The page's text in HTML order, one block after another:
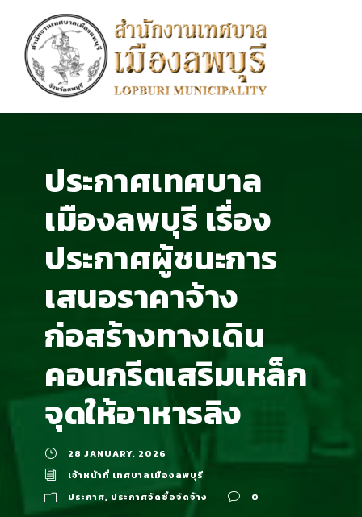
ประกาศเทศบาล
เมืองลพบุรี เรื่อง
ประกาศผู้ชนะการ
เสนอราคาจ้าง
ก่อสร้างทางเดิน
คอนกรีตเสริมเหล็ก
จุดให้อาหารลิง
28 JANUARY, 2026
เจ้าหน้าที่ เทศบาลเมืองลพบุรี
ประกาศ, ประกาศจัดซื้อจัดจ้าง 0